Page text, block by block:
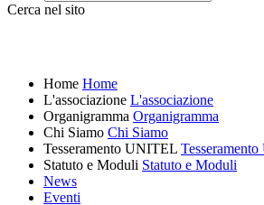
Cerca nel sito
Home Home
L'associazione L'associazione
Organigramma Organigramma
Chi Siamo Chi Siamo
Tesseramento UNITEL
Statuto e Moduli Statuto e Moduli
News
Eventi